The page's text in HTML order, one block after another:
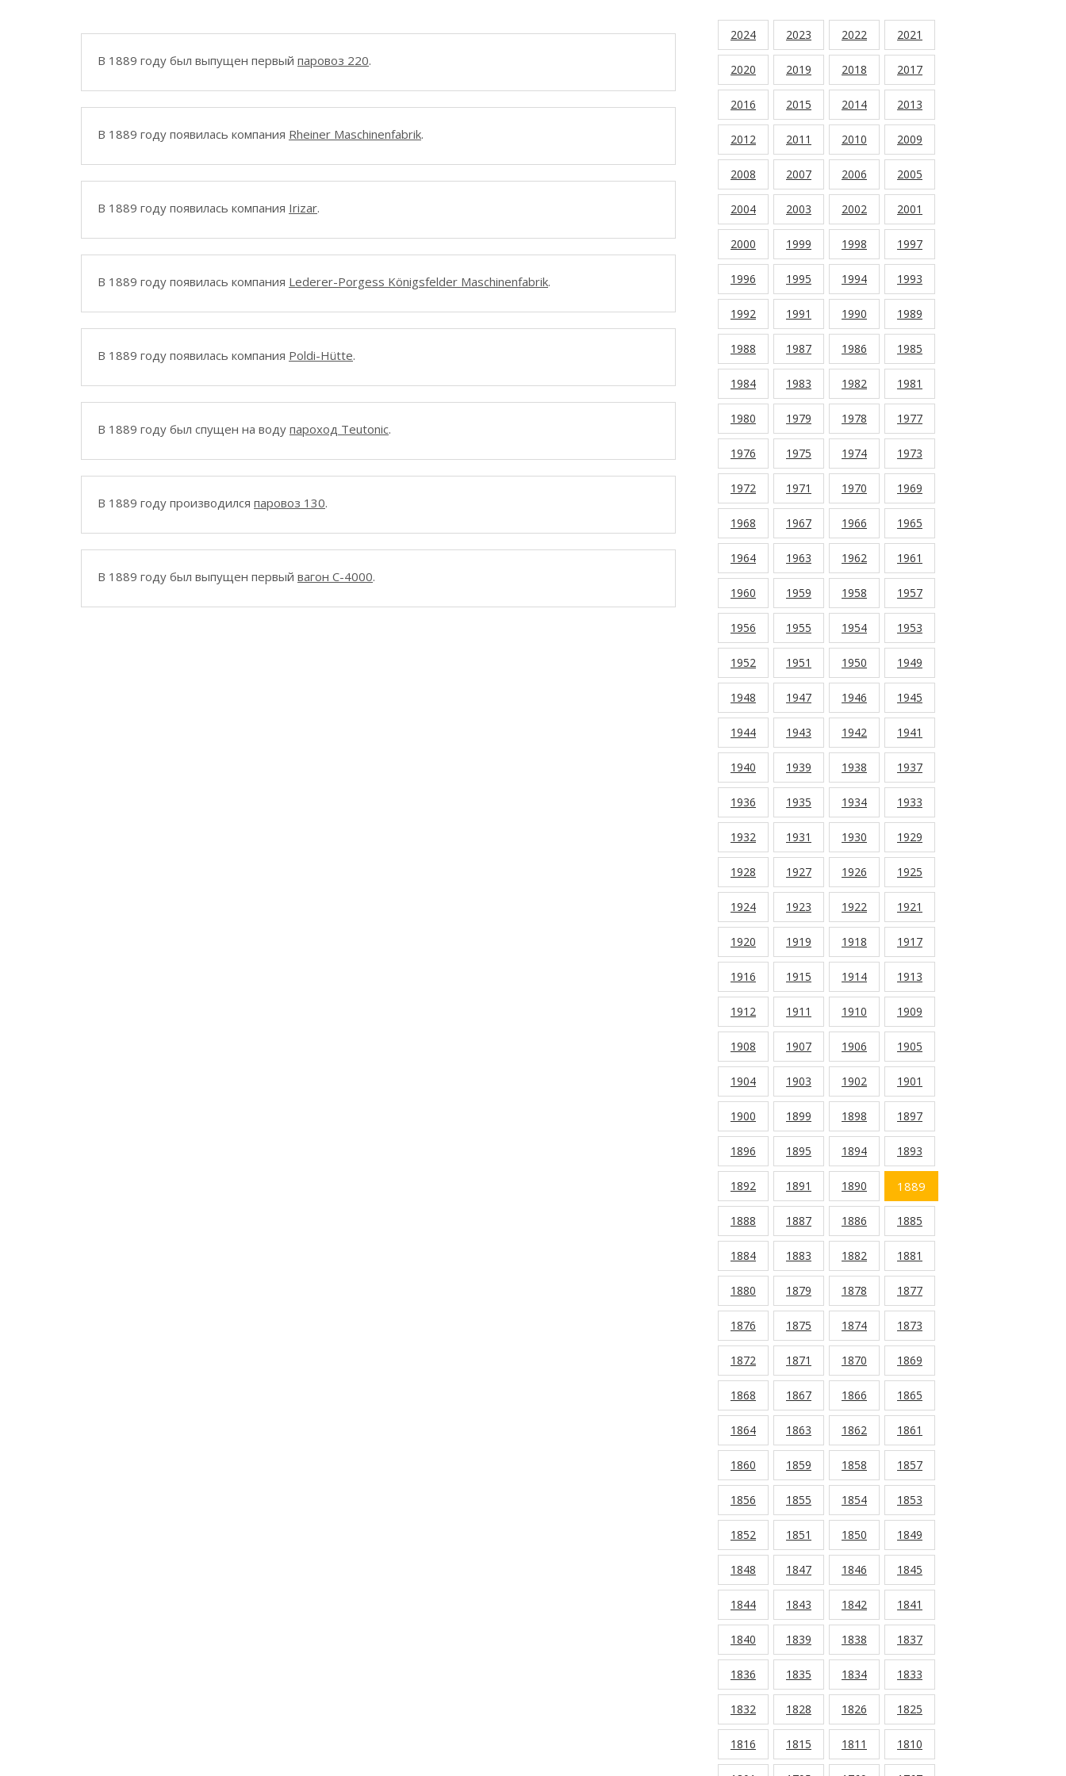
В 1889 году был выпущен первый паровоз 220.
В 1889 году появилась компания Rheiner Maschinenfabrik.
В 1889 году появилась компания Irizar.
В 1889 году появилась компания Lederer-Porgess Königsfelder Maschinenfabrik.
В 1889 году появилась компания Poldi-Hütte.
В 1889 году был спущен на воду пароход Teutonic.
В 1889 году производился паровоз 130.
В 1889 году был выпущен первый вагон C-4000.
2024 2023 2022 2021
2020 2019 2018 2017
2016 2015 2014 2013
2012 2011 2010 2009
2008 2007 2006 2005
2004 2003 2002 2001
2000 1999 1998 1997
1996 1995 1994 1993
1992 1991 1990 1989
1988 1987 1986 1985
1984 1983 1982 1981
1980 1979 1978 1977
1976 1975 1974 1973
1972 1971 1970 1969
1968 1967 1966 1965
1964 1963 1962 1961
1960 1959 1958 1957
1956 1955 1954 1953
1952 1951 1950 1949
1948 1947 1946 1945
1944 1943 1942 1941
1940 1939 1938 1937
1936 1935 1934 1933
1932 1931 1930 1929
1928 1927 1926 1925
1924 1923 1922 1921
1920 1919 1918 1917
1916 1915 1914 1913
1912 1911 1910 1909
1908 1907 1906 1905
1904 1903 1902 1901
1900 1899 1898 1897
1896 1895 1894 1893
1892 1891 1890 1889
1888 1887 1886 1885
1884 1883 1882 1881
1880 1879 1878 1877
1876 1875 1874 1873
1872 1871 1870 1869
1868 1867 1866 1865
1864 1863 1862 1861
1860 1859 1858 1857
1856 1855 1854 1853
1852 1851 1850 1849
1848 1847 1846 1845
1844 1843 1842 1841
1840 1839 1838 1837
1836 1835 1834 1833
1832 1828 1826 1825
1816 1815 1811 1810